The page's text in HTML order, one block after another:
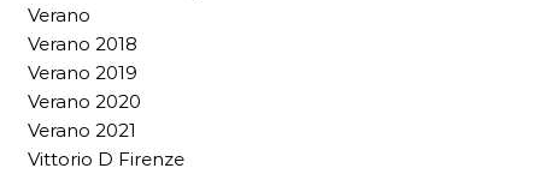
Verano
Verano 2018
Verano 2019
Verano 2020
Verano 2021
Vittorio D Firenze